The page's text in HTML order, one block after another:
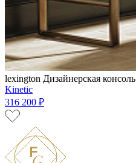
lexington Дизайнерская консоль
Kinetic
316 200 ₽